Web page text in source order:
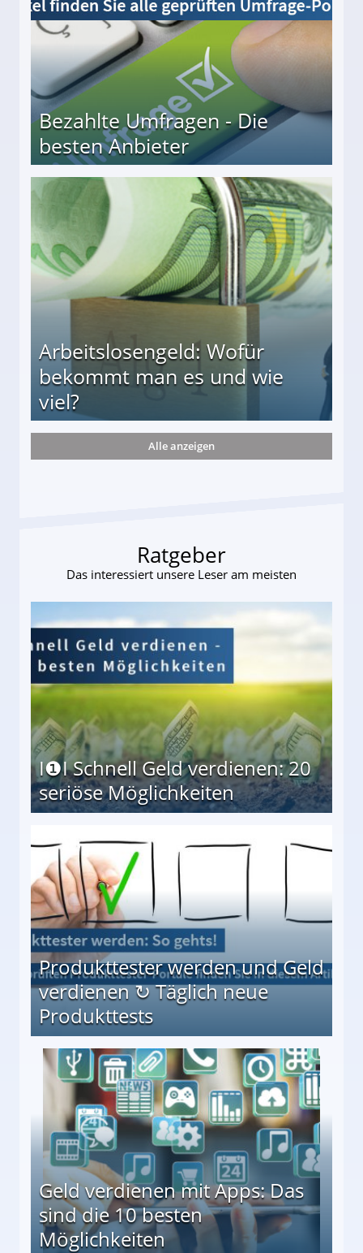
Bezahlte Umfragen - Die
besten Anbieter
Arbeitslosengeld: Wofür
bekommt man es und wie
viel?
und wie viel?
Alle anzeigen
Ratgeber
Das interessiert unsere Leser am meisten
I❶I Schnell Geld verdienen: 20
seriöse Möglichkeiten
Produkttester werden und Geld
verdienen ↻ Täglich neue
Produkttests
↻ Täglich neue Produkttests
Geld verdienen mit Apps: Das
sind die 10 besten
Möglichkeiten